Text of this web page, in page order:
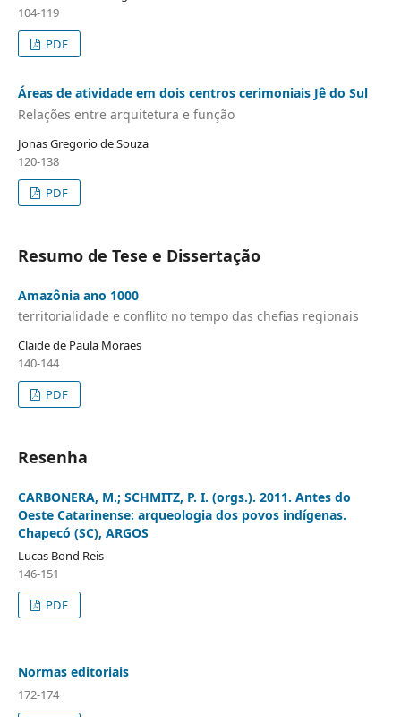
104-119
PDF
Áreas de atividade em dois centros cerimoniais Jê do Sul
Relações entre arquitetura e função
Jonas Gregorio de Souza
120-138
PDF
Resumo de Tese e Dissertação
Amazônia ano 1000
territorialidade e conflito no tempo das chefias regionais
Claide de Paula Moraes
140-144
PDF
Resenha
CARBONERA, M.; SCHMITZ, P. I. (orgs.). 2011. Antes do
Oeste Catarinense: arqueologia dos povos indígenas.
Chapecó (SC), ARGOS
Lucas Bond Reis
146-151
PDF
Normas editoriais
172-174